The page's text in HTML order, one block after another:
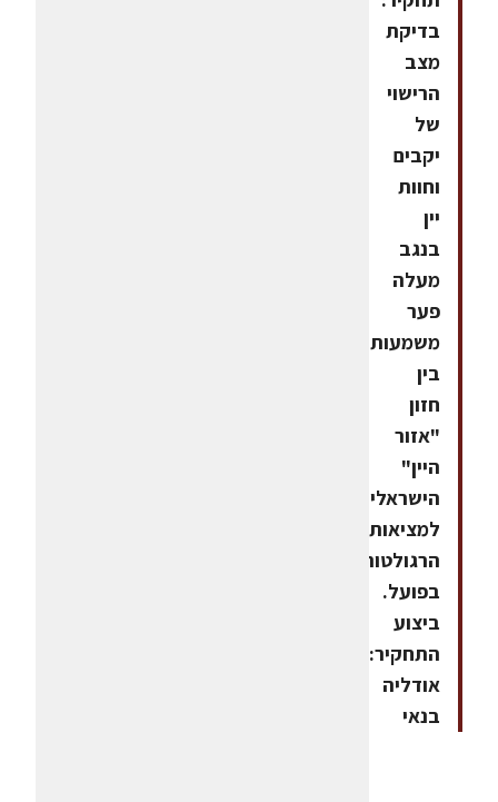
בדיקת
מצב
הרישוי
של
יקבים
וחוות
יין
בנגב
מעלה
פער
משמעותי
בין
חזון
"אזור
היין"
הישראלי
למציאות
הרגולטורית
בפועל.
ביצוע
התחקיר:
אודליה
בנאי